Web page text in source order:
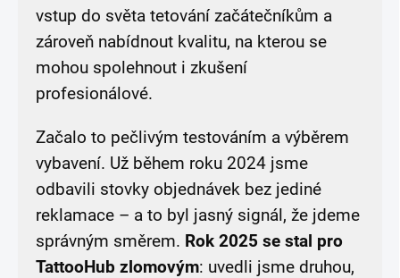
vstup do světa tetování začátečníkům a
zároveň nabídnout kvalitu, na kterou se
mohou spolehnout i zkušení
profesionálové.
Začalo to pečlivým testováním a výběrem
vybavení. Už během roku 2024 jsme
odbavili stovky objednávek bez jediné
reklamace – a to byl jasný signál, že jdeme
správným směrem. Rok 2025 se stal pro
TattooHub zlomovým: uvedli jsme druhou,